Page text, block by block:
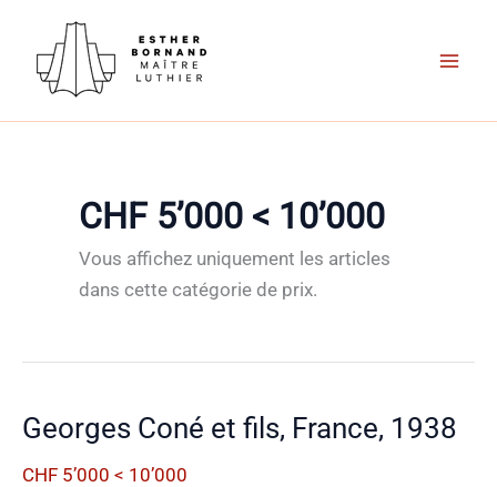
contenu
CHF 5’000 < 10’000
Vous affichez uniquement les articles
dans cette catégorie de prix.
Georges Coné et fils, France, 1938
CHF 5’000 < 10’000